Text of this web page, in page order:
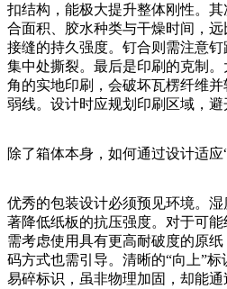
扣结构，能极大提升整体刚性。
合面积、胶水种类与干燥时间，
接缝的持久强度。钉合则需注意
集中处撕裂。最后是印刷的克制
角的实地印刷，会破坏瓦楞纤维
弱线。设计时应规划印刷区域，避
除了箱体本身，如何通过设计适应
优秀的包装设计必须预见环境。湿
著降低纸板的抗压强度。对于可
需考虑使用具有更高耐破度的原
码方式也需引导。清晰的“向上”
易碎标识，虽非物理加固，却能